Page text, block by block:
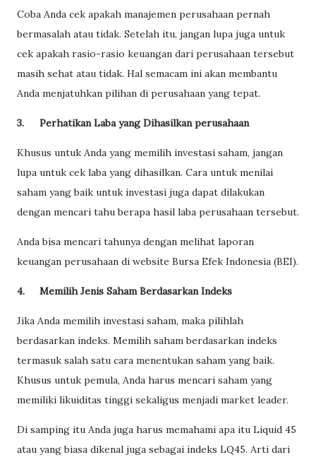
Coba Anda cek apakah manajemen perusahaan pernah
bermasalah atau tidak. Setelah itu, jangan lupa juga untuk
cek apakah rasio-rasio keuangan dari perusahaan tersebut
masih sehat atau tidak. Hal semacam ini akan membantu
Anda menjatuhkan pilihan di perusahaan yang tepat.
3. Perhatikan Laba yang Dihasilkan perusahaan
Khusus untuk Anda yang memilih investasi saham, jangan
lupa untuk cek laba yang dihasilkan. Cara untuk menilai
saham yang baik untuk investasi juga dapat dilakukan
dengan mencari tahu berapa hasil laba perusahaan tersebut.
Anda bisa mencari tahunya dengan melihat laporan
keuangan perusahaan di website Bursa Efek Indonesia (BEI).
4. Memilih Jenis Saham Berdasarkan Indeks
Jika Anda memilih investasi saham, maka pilihlah
berdasarkan indeks. Memilih saham berdasarkan indeks
termasuk salah satu cara menentukan saham yang baik.
Khusus untuk pemula, Anda harus mencari saham yang
memiliki likuiditas tinggi sekaligus menjadi market leader.
Di samping itu Anda juga harus memahami apa itu Liquid 45
atau yang biasa dikenal juga sebagai indeks LQ45. Arti dari